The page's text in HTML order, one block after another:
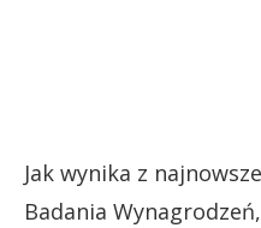
Jak wynika z
Badania